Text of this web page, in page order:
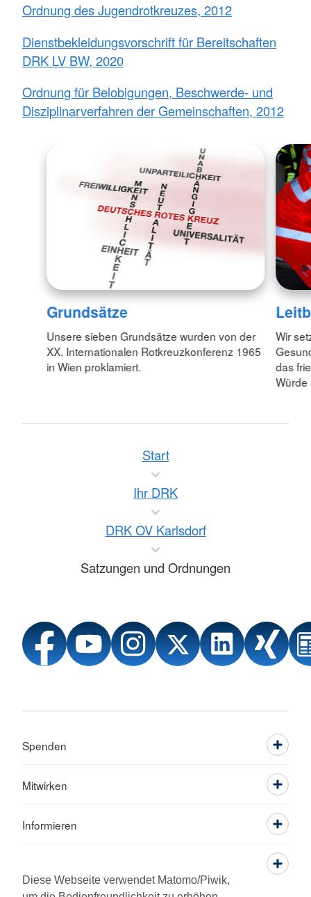
Diese Webseite verwendet Matomo/Piwik,
Ordnung des Jugendrotkreuzes, 2012
Dienstbekleidungsvorschrift für Bereitschaften
DRK LV BW, 2020
Ordnung für Belobigungen, Beschwerde- und
Disziplinarverfahren der Gemeinschaften, 2012
Grundsätze
Unsere sieben Grundsätze wurden von der
XX. Internationalen Rotkreuzkonferenz 1965
in Wien proklamiert.
Wir
das
Würde
Start
Ihr DRK
DRK OV Karlsdorf
Satzungen und Ordnungen
Spenden
Mitwirken
Informieren